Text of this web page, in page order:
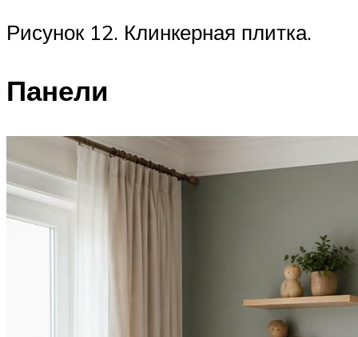
Рисунок 12. Клинкерная плитка.
Панели